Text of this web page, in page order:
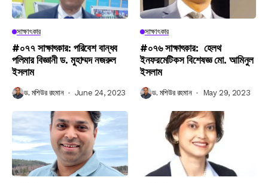
সাক্ষাৎকার
#০৭৭ সাক্ষাৎকার: পরিবেশ বান্ধব
পলিমার বিজ্ঞানী ড. মুহাম্মদ নজরুল
ইসলাম
ড. মশিউর রহমান June 24, 2023
সাক্ষাৎকার
#০৭৬ সাক্ষাৎকার: হেলথ
ইনফরমেটিকস বিশেষজ্ঞ মো. আমিনুল
ইসলাম
ড. মশিউর রহমান May 29, 2023